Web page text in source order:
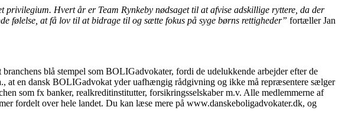
Hvert år er Team Rynkeby nødsaget til at afvise adskillige ryttere, da der
følelse, at få lov til at bidrage til og sætte fokus på syge børns rettigheder” fortæller Jan
blå stempel som BOLIGadvokater, fordi de udelukkende arbejder efter de
at en dansk BOLIGadvokat yder uafhængig rådgivning og ikke må repræsentere sælger
som fx banker, realkreditinstitutter, forsikringsselskaber m.v. Alle medlemmerne af
fordelt over hele landet. Du kan læse mere på www.danskeboligadvokater.dk, og